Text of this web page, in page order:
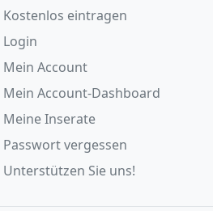
Kostenlos eintragen
Login
Mein Account
Mein Account-Dashboard
Meine Inserate
Passwort vergessen
Unterstützen Sie uns!